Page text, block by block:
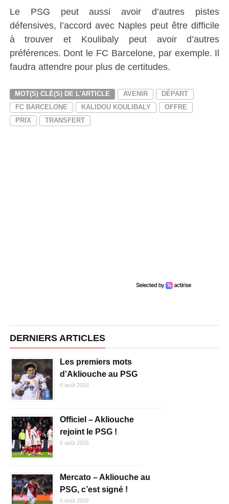
Le PSG peut aussi avoir d’autres pistes
défensives, l’accord avec Naples peut être difficile
à trouver et Koulibaly peut avoir d’autres
préférences. Dont le FC Barcelone, par exemple. Il
faudra attendre pour plus de certitudes.
MOT(S) CLÉ(S) DE L'ARTICLE AVENIR
DÉPART
FC BARCELONE
KALIDOU KOULIBALY
OFFRE
PRIX
TRANSFERT
DERNIERS ARTICLES
Les premiers mots
d’Akliouche au PSG
6 août 2026
Officiel – Akliouche
rejoint le PSG !
6 août 2026
Mercato – Akliouche au
PSG, c’est signé !
6 août 2026